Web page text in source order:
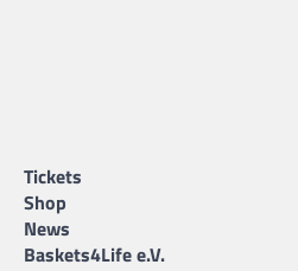
Tickets
Shop
News
Baskets4Life e.V.